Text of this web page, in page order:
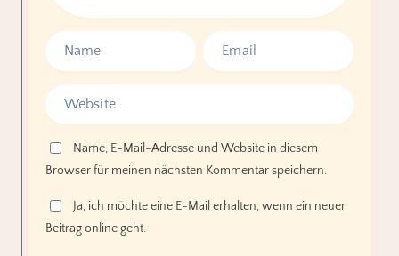
Name, E-Mail-Adresse und Website in diesem
Browser für meinen nächsten Kommentar speichern.
Ja, ich möchte eine E-Mail erhalten, wenn ein neuer
Beitrag online geht.